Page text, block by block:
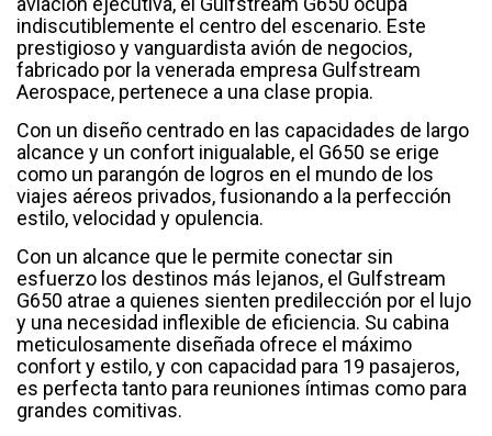
indiscutiblemente el centro del escenario. Este
prestigioso y vanguardista avión de negocios,
fabricado por la venerada empresa Gulfstream
Aerospace, pertenece a una clase propia.
Con un diseño centrado en las capacidades de largo
alcance y un confort inigualable, el G650 se erige
como un parangón de logros en el mundo de los
viajes aéreos privados, fusionando a la perfección
estilo, velocidad y opulencia.
Con un alcance que le permite conectar sin
esfuerzo los destinos más lejanos, el Gulfstream
G650 atrae a quienes sienten predilección por el lujo
y una necesidad inflexible de eficiencia. Su cabina
meticulosamente diseñada ofrece el máximo
confort y estilo, y con capacidad para 19 pasajeros,
es perfecta tanto para reuniones íntimas como para
grandes comitivas.